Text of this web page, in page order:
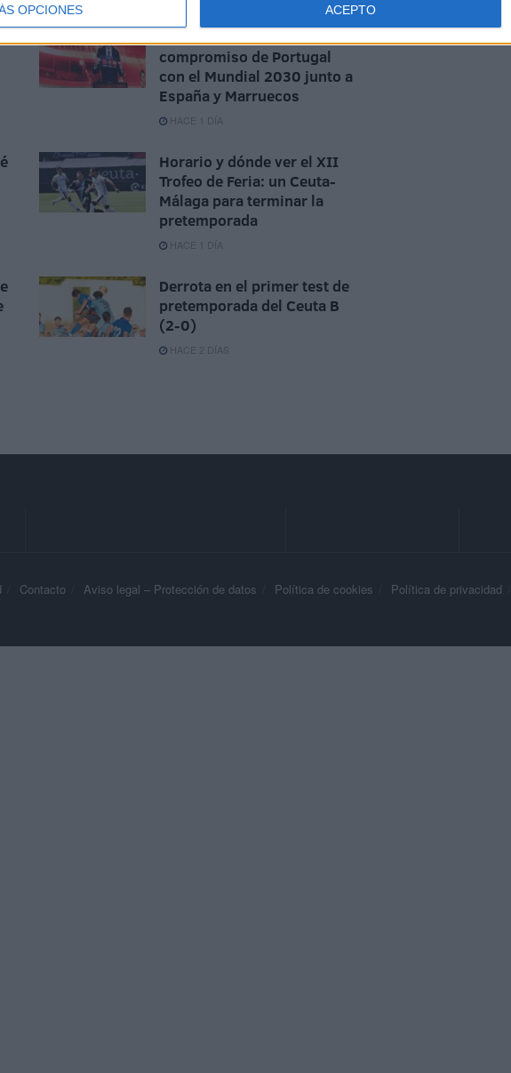
OPCIONES ACEPTO
compromiso de Portugal
con el Mundial 2030 junto a
España y Marruecos
HACE 1 DÍA
Horario y dónde ver el XII
Trofeo de Feria: un Ceuta-
Málaga para terminar la
pretemporada
HACE 1 DÍA
Derrota en el primer test de
pretemporada del Ceuta B
(2-0)
HACE 2 DÍAS
Contacto Aviso legal – Protección de datos Política de cookies Política de privacidad